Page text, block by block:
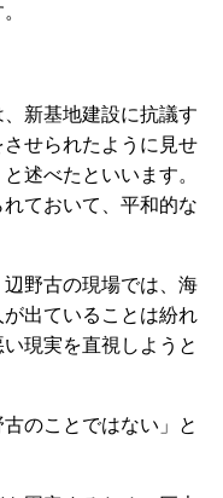
新基地建設に抗議す
せられたように見せ
述べたといいます。
ておいて、平和的な
野古の現場では、海
出ていることは紛れ
現実を直視しようと
のことではない」と